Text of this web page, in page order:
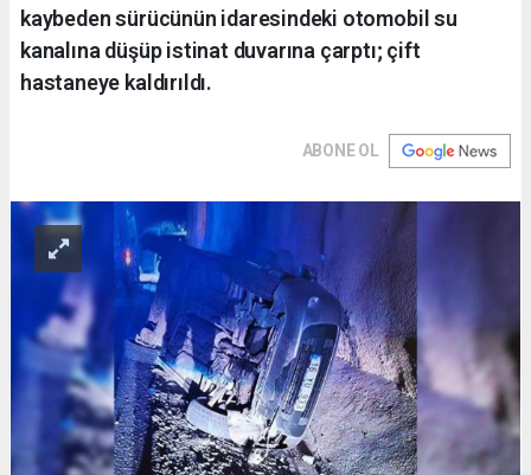
kaybeden sürücünün idaresindeki otomobil su
kanalına düşüp istinat duvarına çarptı; çift
hastaneye kaldırıldı.
ABONE OL